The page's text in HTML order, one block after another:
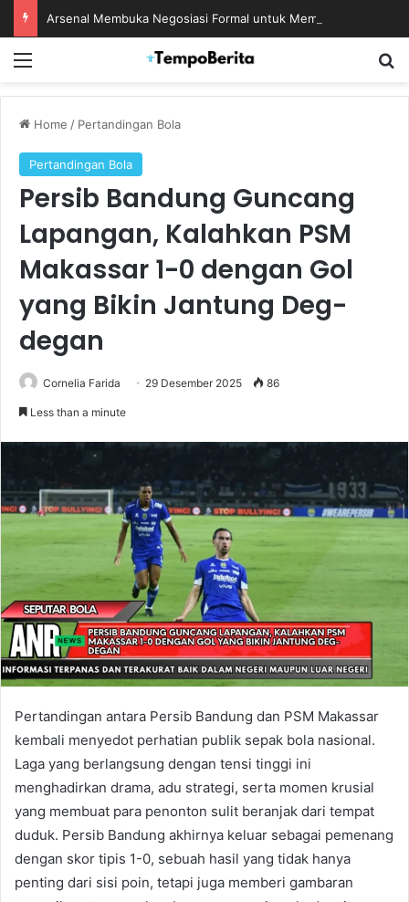
Home / Pertandingan Bola
Pertandingan Bola
Persib Bandung Guncang
Lapangan, Kalahkan PSM
Makassar 1-0 dengan Gol
yang Bikin Jantung Deg-
degan
Cornelia Farida 29 Desember 2025 86
Less than a minute
Pertandingan antara Persib Bandung dan PSM Makassar
kembali menyedot perhatian publik sepak bola nasional.
Laga yang berlangsung dengan tensi tinggi ini
menghadirkan drama, adu strategi, serta momen krusial
yang membuat para penonton sulit beranjak dari tempat
duduk. Persib Bandung akhirnya keluar sebagai pemenang
dengan skor tipis 1-0, sebuah hasil yang tidak hanya
penting dari sisi poin, tetapi juga memberi gambaran